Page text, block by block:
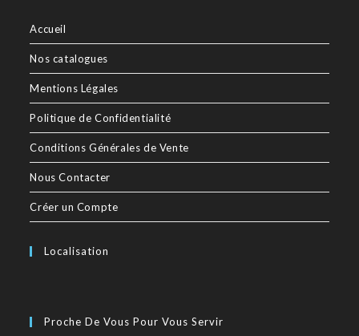
Accueil
Nos catalogues
Mentions Légales
Politique de Confidentialité
Conditions Générales de Vente
Nous Contacter
Créer un Compte
Localisation
Proche De Vous Pour Vous Servir